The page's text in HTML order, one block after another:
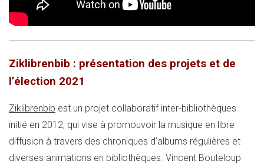
Ziklibrenbib : présentation des projets et de
l’élection 2021
Ziklibrenbib est un projet collaboratif inter-bibliothèques
initié en 2012, qui vise à promouvoir la musique en libre
diffusion à travers des chroniques d’albums régulières et
diverses animations en bibliothèques. Vincent Bouteloup